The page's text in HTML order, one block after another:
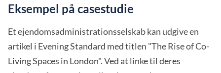
Eksempel på casestudie
Et ejendomsadministrationsselskab kan udgive en
artikel i Evening Standard med titlen "The Rise of Co-
Living Spaces in London". Ved at linke til deres